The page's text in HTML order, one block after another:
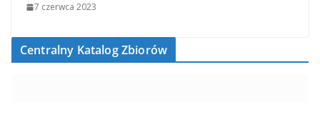
7 czerwca 2023
Centralny Katalog Zbiorów